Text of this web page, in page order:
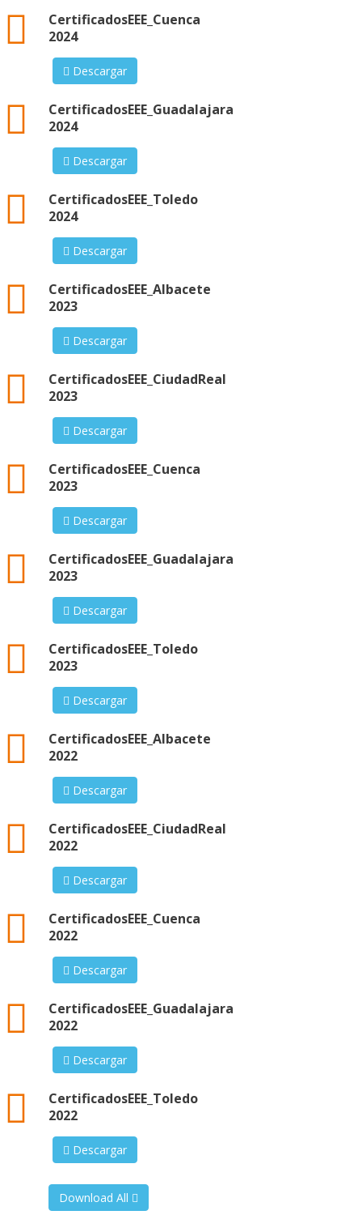
CertificadosEEE_Cuenca
2024
xml
Descargar
CertificadosEEE_Guadalajara
2024
xml
Descargar
CertificadosEEE_Toledo
2024
xml
Descargar
CertificadosEEE_Albacete
2023
xml
Descargar
CertificadosEEE_CiudadReal
2023
xml
Descargar
CertificadosEEE_Cuenca
2023
xml
Descargar
CertificadosEEE_Guadalajara
2023
xml
Descargar
CertificadosEEE_Toledo
2023
xml
Descargar
CertificadosEEE_Albacete
2022
xml
Descargar
CertificadosEEE_CiudadReal
2022
xml
Descargar
CertificadosEEE_Cuenca
2022
xml
Descargar
CertificadosEEE_Guadalajara
2022
xml
Descargar
CertificadosEEE_Toledo
2022
xml
Descargar
Download All